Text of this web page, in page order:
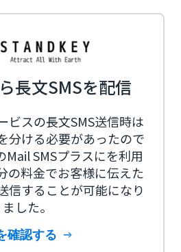
長文SMSを配信
ビスの長文SMS送信時は
分ける必要があったので
Mail SMSプラスにを利用
の料金でお客様に伝えた
信することが可能になり
ました。
を確認する